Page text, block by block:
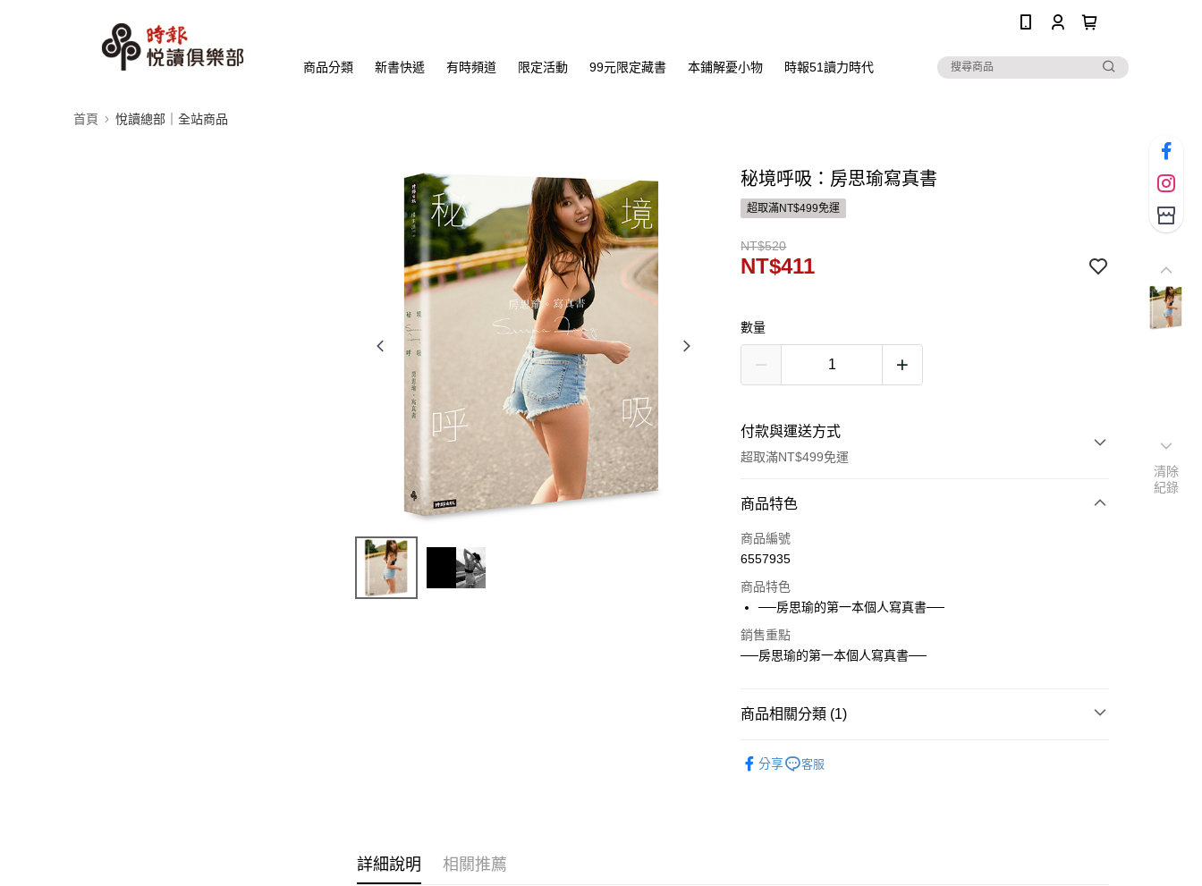
商品分類 新書快遞 有時頻道 限定活動 99元限定藏書 本鋪解憂小物 時報51讀力時代
首頁 悅讀總部｜全站商品
秘境呼吸：房思瑜寫真書
超取滿NT$499免運
NT$520
NT$411
數量
付款與運送方式
超取滿NT$499免運
付款方式
信用卡一次付款
運送方式
付款後全家取貨
付款後7-11取貨
宅配
商品特色
商品編號
6557935
商品特色
──房思瑜的第一本個人寫真書──
銷售重點
──房思瑜的第一本個人寫真書──
商品相關分類 (1)
分享
客服
詳細說明 相關推薦
清除
紀錄